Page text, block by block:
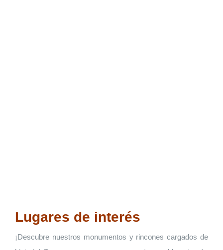
Lugares de interés
¡Descubre nuestros monumentos y rincones cargados de